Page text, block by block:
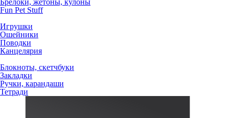
Брелоки, жетоны, кулоны
Fun Pet Stuff
Игрушки
Ошейники
Поводки
Канцелярия
Блокноты, скетчбуки
Закладки
Ручки, карандаши
Тетради